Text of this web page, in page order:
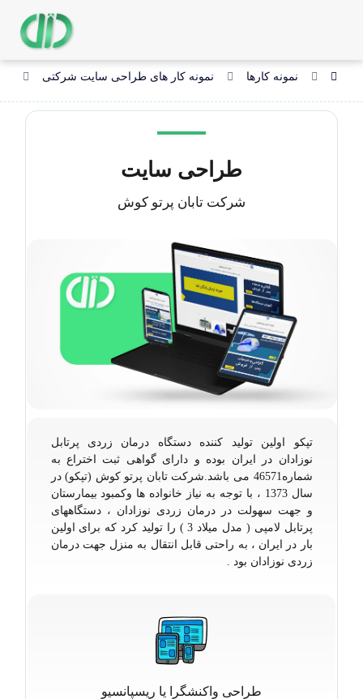
نمونه کارها نمونه کار های طراحی سایت شرکتی
طراحی سایت
شرکت تابان پرتو کوش
تپکو اولین تولید کننده دستگاه درمان زردی پرتابل
نوزادان در ایران بوده و دارای گواهی ثبت اختراع به
شماره46571 می باشد.شرکت تابان پرتو کوش (تپکو) در
سال 1373 ، با توجه به نیاز خانواده ها وکمبود بیمارستان
و جهت سهولت در درمان زردی نوزادان ، دستگاههای
پرتابل لامپی ( مدل میلاد 3 ) را تولید کرد که برای اولین
بار در ایران ، به راحتی قابل انتقال به منزل جهت درمان
زردی نوزادان بود .
طراحی واکنشگرا یا ریسپانسیو